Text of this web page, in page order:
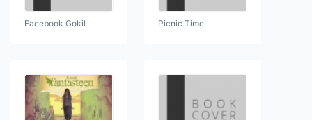
Facebook Gokil Picnic Time